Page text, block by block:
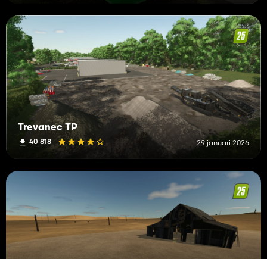
Trevanec TP
40 818 29 januari 2026